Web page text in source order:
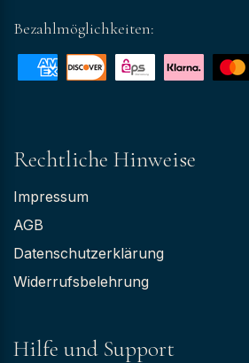
Bezahlmöglichkeiten:
Rechtliche Hinweise
Impressum
AGB
Datenschutzerklärung
Widerrufsbelehrung
Hilfe und Support